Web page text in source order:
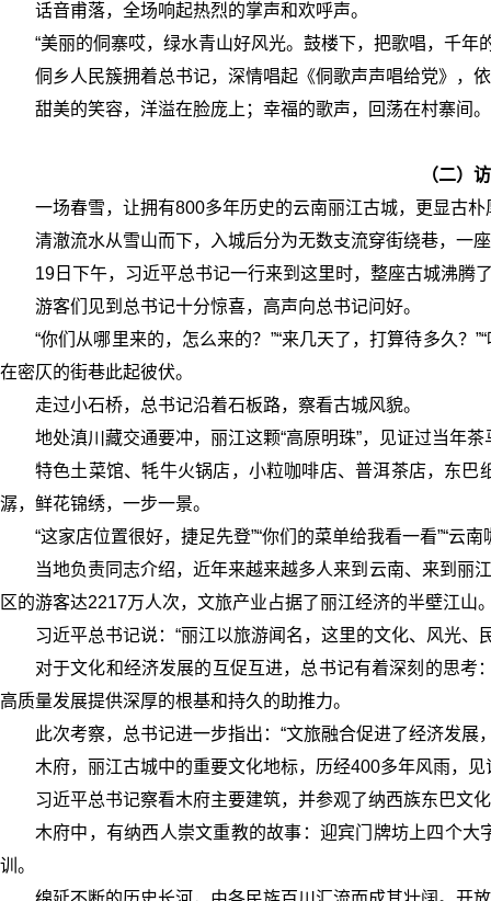
话音甫落，全场响起热烈的掌声和欢呼声。
“美丽的侗寨哎，绿水青山好风光。鼓楼下，把歌唱，千
侗乡人民簇拥着总书记，深情唱起《侗歌声声唱给党》，
甜美的笑容，洋溢在脸庞上；幸福的歌声，回荡在村寨间。
（二）
一场春雪，让拥有800多年历史的云南丽江古城，更显古朴
清澈流水从雪山而下，入城后分为无数支流穿街绕巷，一
19日下午，习近平总书记一行来到这里时，整座古城沸腾
游客们见到总书记十分惊喜，高声向总书记问好。
“你们从哪里来的，怎么来的？”“来几天了，打算待多久
在密仄的街巷此起彼伏。
走过小石桥，总书记沿着石板路，察看古城风貌。
地处滇川藏交通要冲，丽江这颗“高原明珠”，见证过当年
特色土菜馆、牦牛火锅店，小粒咖啡店、普洱茶店，东
潺，鲜花锦绣，一步一景。
“这家店位置很好，捷足先登”“你们的菜单给我看一看”“
当地负责同志介绍，近年来越来越多人来到云南、来到丽
区的游客达2217万人次，文旅产业占据了丽江经济的半壁江山
习近平总书记说：“丽江以旅游闻名，这里的文化、风光
对于文化和经济发展的互促互进，总书记有着深刻的思考
高质量发展提供深厚的根基和持久的助推力。
此次考察，总书记进一步指出：“文旅融合促进了经济发展
木府，丽江古城中的重要文化地标，历经400多年风雨，
习近平总书记察看木府主要建筑，并参观了纳西族东巴文
木府中，有纳西人崇文重教的故事：迎宾门牌坊上四个大
训。